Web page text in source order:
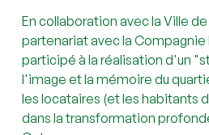
En collaboration avec la Ville
partenariat avec la Compagnie
participé à la réalisation d'un
l'image et la mémoire du
les locataires (et les habitants
dans la transformation